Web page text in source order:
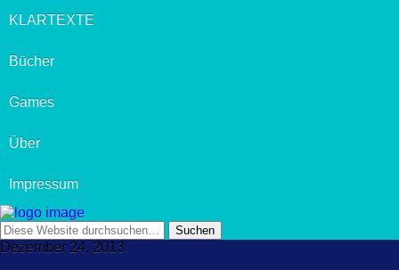
KLARTEXTE
Bücher
Games
Über
Impressum
Dezember 24, 2013